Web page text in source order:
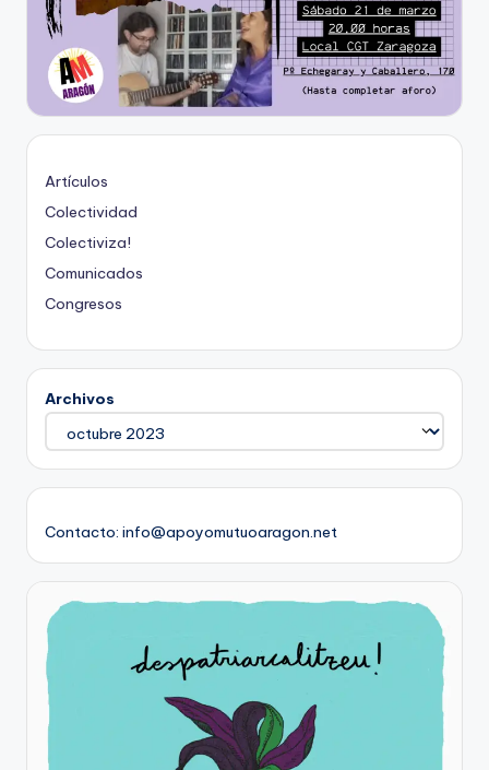
Artículos
Colectividad
Colectiviza!
Comunicados
Congresos
Archivos
Contacto: info@apoyomutuoaragon.net